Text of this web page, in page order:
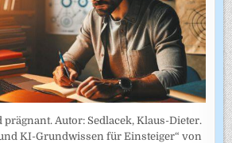
Autor: Sedlacek, Klaus-Dieter.
KI-Grundwissen für Einsteiger“ von